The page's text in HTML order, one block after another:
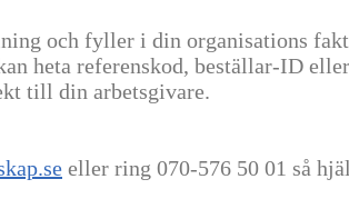
och fyller i din organisations
heta referenskod, beställar-ID
till din arbetsgivare.
eller ring 070-576 50 01 så